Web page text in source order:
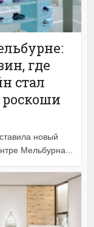
где
стал
новый
Мельбурна...